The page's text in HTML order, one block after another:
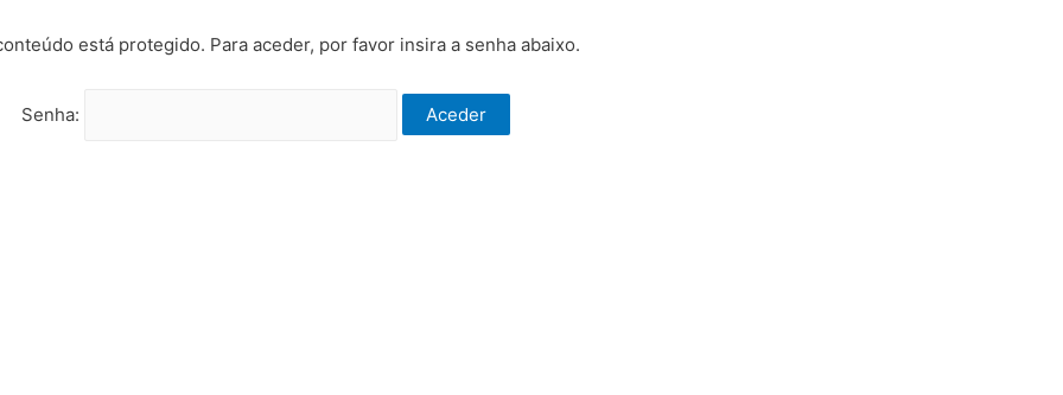
está protegido. Para aceder, por favor insira a senha abaixo.
Senha: